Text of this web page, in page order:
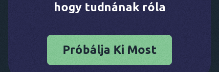
hogy tudnának róla
Próbálja Ki Most